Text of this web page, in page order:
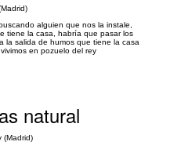
alguien que nos la instale,
tiene la casa, habría que pasar los
la salida de humos que tiene la casa
en pozuelo del rey
natural
(Madrid)